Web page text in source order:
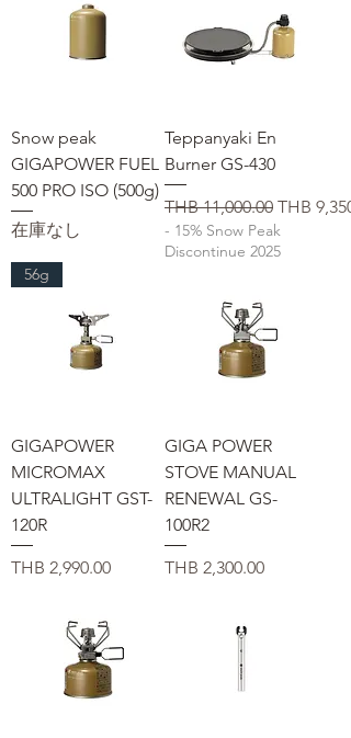
Snow peak
GIGAPOWER FUEL
500 PRO ISO (500g)
在庫なし
Teppanyaki En
Burner GS-430
通常価格
THB 11,000.00 セール価
THB
- 15% Snow Peak
Discontinue 2025
56g
GIGAPOWER
MICROMAX
ULTRALIGHT GST-
120R
価格
THB 2,990.00
GIGA POWER
STOVE MANUAL
RENEWAL GS-
100R2
価格
THB 2,300.00